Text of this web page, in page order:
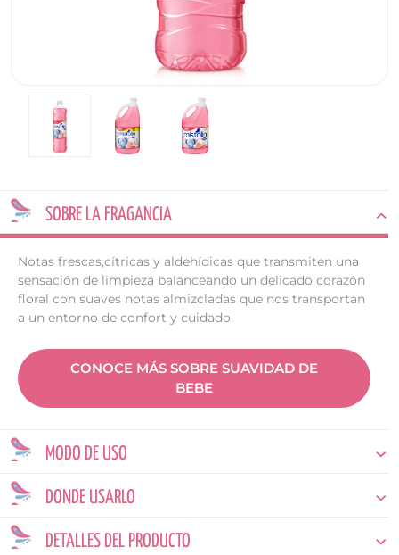
SOBRE LA FRAGANCIA
Notas frescas,cítricas y aldehídicas que transmiten una
sensación de limpieza balanceando un delicado corazón
floral con suaves notas almizcladas que nos transportan
a un entorno de confort y cuidado.
CONOCE MÁS SOBRE SUAVIDAD DE
BEBE
MODO DE USO
DONDE USARLO
DETALLES DEL PRODUCTO